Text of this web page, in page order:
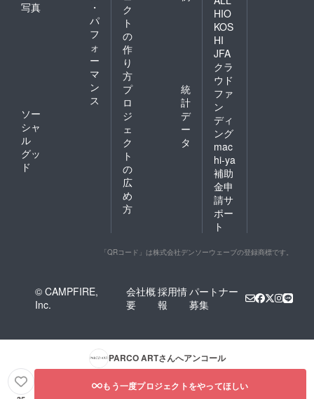
写真
・
パ
フ
ォ
ー
マ
ン
ス
ソー
シャ
ル
グッ
ド
ク
ト
の
作
り
方
プ
ロ
ジ
ェ
ク
ト
の
広
め
方
統
計
デ
ー
タ
HIO
KOS
HI
JFA
クラ
ウド
ファ
ン
ディ
ング
mac
hi-ya
補助
金申
請サ
ポー
ト
「QRコード」は株式会社デンソーウェーブの登録商標です。
© CAMPFIRE,
Inc.
会社概
要
採用情
報
パートナー
募集
PARCO ARTさんへアンコール
もう一度プロジェクトをやってほしい